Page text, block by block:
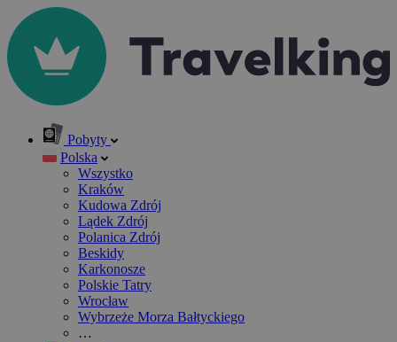
Pobyty
Polska
Wszystko
Kraków
Kudowa Zdrój
Lądek Zdrój
Polanica Zdrój
Beskidy
Karkonosze
Polskie Tatry
Wrocław
Wybrzeże Morza Bałtyckiego
…